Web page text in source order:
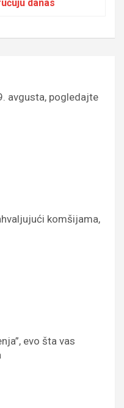
danas
avgusta, pogledajte
komšijama,
evo šta vas